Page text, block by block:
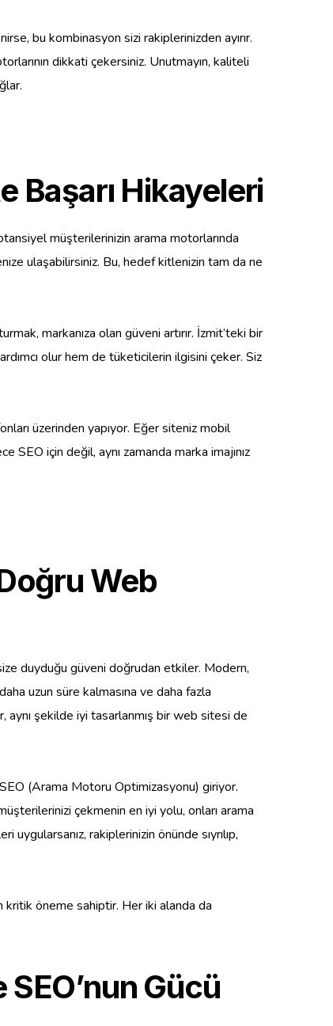
bu kombinasyon sizi rakiplerinizden ayırır.
dikkati çekersiniz. Unutmayın, kaliteli
Başarı Hikayeleri
müşterilerinizin arama motorlarında
ulaşabilirsiniz. Bu, hedef kitlenizin tam da ne
markanıza olan güveni artırır. İzmit’teki bir
olur hem de tüketicilerin ilgisini çeker. Siz
üzerinden yapıyor. Eğer siteniz mobil
SEO için değil, aynı zamanda marka imajınız
Web
duyduğu güveni doğrudan etkiler. Modern,
uzun süre kalmasına ve daha fazla
aynı şekilde iyi tasarlanmış bir web sitesi de
(Arama Motoru Optimizasyonu) giriyor.
çekmenin en iyi yolu, onları arama
rakiplerinizin önünde sıyrılıp,
kritik öneme sahiptir. Her iki alanda da
Gücü